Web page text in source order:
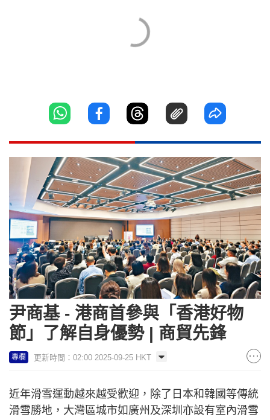
尹商基 - 港商首參與「香港好物
節」了解自身優勢 | 商貿先鋒
專欄 更新時間：02:00 2025-09-25 HKT
近年滑雪運動越來越受歡迎，除了日本和韓國等傳統
滑雪勝地，大灣區城市如廣州及深圳亦設有室內滑雪